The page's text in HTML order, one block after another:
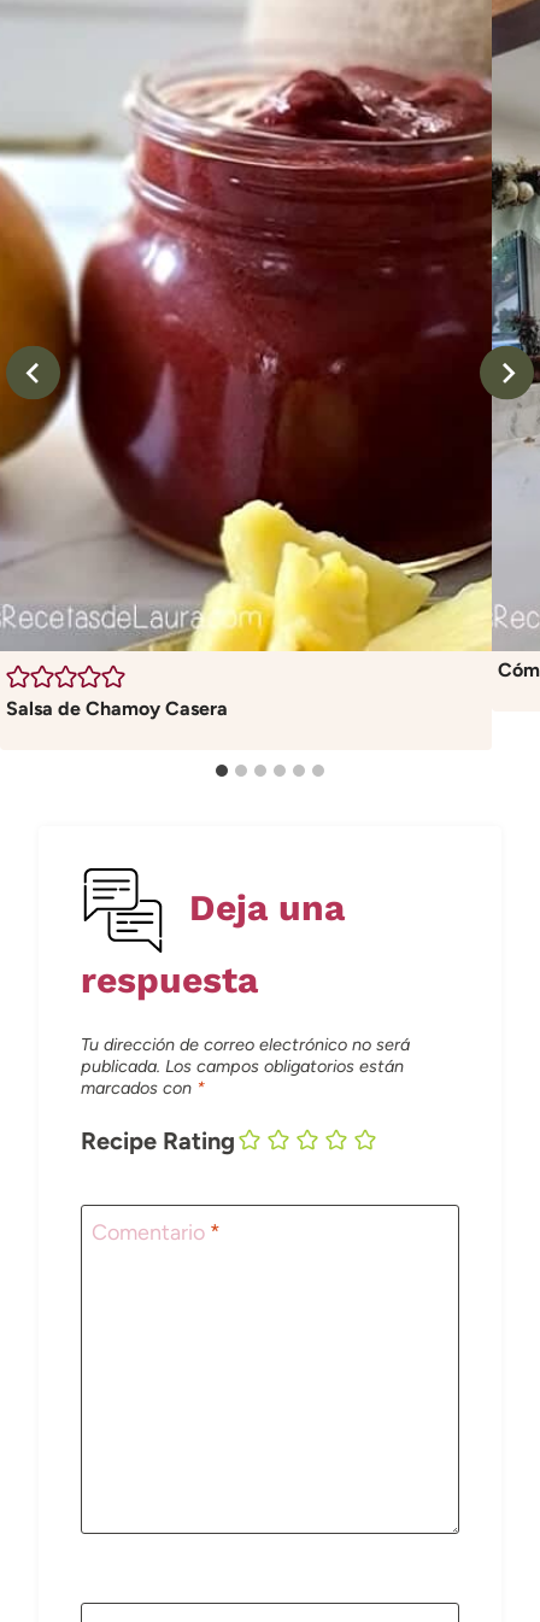
Salsa de Chamoy Casera
Deja una
respuesta
Tu dirección de correo electrónico no será
publicada. Los campos obligatorios están
marcados con *
Recipe Rating
Comentario *